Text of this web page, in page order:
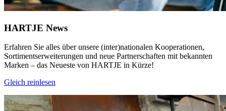
HARTJE News
Erfahren Sie alles über unsere (inter)nationalen Kooperationen,
Sortimentserweiterungen und neue Partnerschaften mit bekannten
Marken – das Neueste von HARTJE in Kürze!
Gleich reinlesen